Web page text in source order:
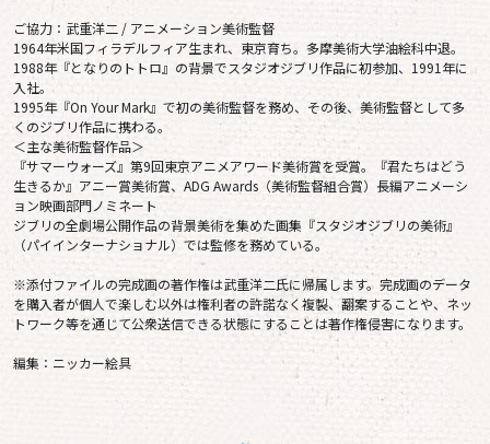
ご協力：武重洋二 / アニメーション美術監督
1964年米国フィラデルフィア生まれ、東京育ち。多摩美術大学油絵科中退。
1988年『となりのトトロ』の背景でスタジオジブリ作品に初参加、1991年に
入社。
1995年『On Your Mark』で初の美術監督を務め、その後、美術監督として多
くのジブリ作品に携わる。
＜主な美術監督作品＞
『サマーウォーズ』第9回東京アニメアワード美術賞を受賞。『君たちはどう
生きるか』アニー賞美術賞、ADG Awards（美術監督組合賞）長編アニメーシ
ョン映画部門ノミネート
ジブリの全劇場公開作品の背景美術を集めた画集『スタジオジブリの美術』
（パイインターナショナル）では監修を務めている。
※添付ファイルの完成画の著作権は武重洋二氏に帰属します。完成画のデータ
を購入者が個人で楽しむ以外は権利者の許諾なく複製、翻案することや、ネッ
トワーク等を通じて公衆送信できる状態にすることは著作権侵害になります。
編集：ニッカー絵具